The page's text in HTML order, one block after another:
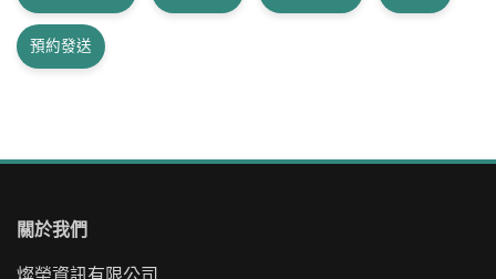
預約發送
關於我們
燦榮資訊有限公司